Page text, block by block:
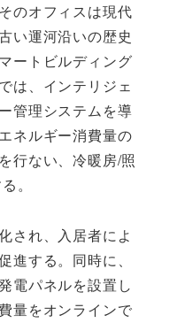
のオフィスは現代
い運河沿いの歴史
ートビルディング
は、インテリジェ
管理システムを導
ネルギー消費量の
行ない、冷暖房/照
。
され、入居者によ
進する。同時に、
電パネルを設置し
量をオンラインで